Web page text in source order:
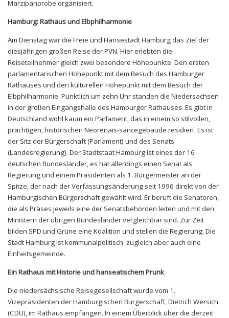
Marzipanprobe organisiert.
Hamburg: Rathaus und Elbphilharmonie
Am Dienstag war die Freie und Hansestadt Hamburg das Ziel der
diesjährigen großen Reise der PVN. Hier erlebten die
Reiseteilnehmer gleich zwei besondere Höhepunkte: Den ersten
parlamentarischen Höhepunkt mit dem Besuch des Hamburger
Rathauses und den kulturellen Höhepunkt mit dem Besuch der
Elbphilharmonie. Pünktlich um zehn Uhr standen die Niedersachsen
in der großen Eingangshalle des Hamburger Rathauses. Es gibt in
Deutschland wohl kaum ein Parlament, das in einem so stilvollen,
prächtigen, historischen Neorenais-sancegebäude residiert. Es ist
der Sitz der Bürgerschaft (Parlament) und des Senats
(Landesregierung). Der Stadtstaat Hamburg ist eines der 16
deutschen Bundesländer, es hat allerdings einen Senat als
Regierung und einem Präsidenten als 1. Bürgermeister an der
Spitze, der nach der Verfassungsänderung seit 1996 direkt von der
Hamburgischen Bürgerschaft gewählt wird. Er beruft die Senatoren,
die als Präses jeweils eine der Senatsbehörden leiten und mit den
Ministern der übrigen Bundesländer vergleichbar sind. Zur Zeit
bilden SPD und Grüne eine Koalition und stellen die Regierung. Die
Stadt Hamburg ist kommunalpolitisch zugleich aber auch eine
Einheitsgemeinde.
Ein Rathaus mit Historie und hanseatischem Prunk
Die niedersächsische Reisegesellschaft wurde vom 1.
Vizepräsidenten der Hamburgischen Bürgerschaft, Dietrich Wersich
(CDU), im Rathaus empfangen. In einem Überblick über die derzeit